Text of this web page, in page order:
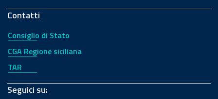
Contatti
Consiglio di Stato
CGA Regione siciliana
TAR
Seguici su: